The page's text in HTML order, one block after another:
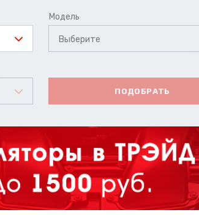
Модель
Выберите
ПОДОБРАТЬ